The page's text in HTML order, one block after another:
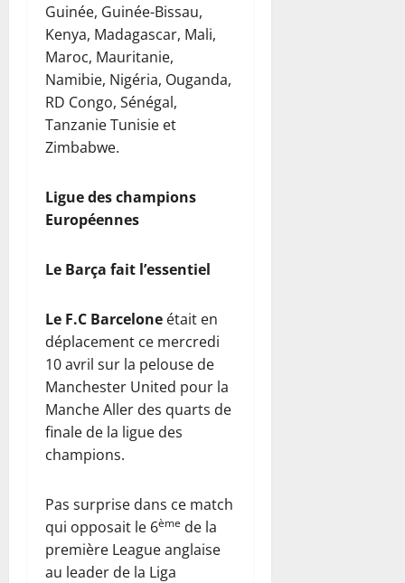
Guinée, Guinée-Bissau,
Kenya, Madagascar, Mali,
Maroc, Mauritanie,
Namibie, Nigéria, Ouganda,
RD Congo, Sénégal,
Tanzanie Tunisie et
Zimbabwe.
Ligue des champions
Européennes
Le Barça fait l’essentiel
Le F.C Barcelone était en
déplacement ce mercredi
10 avril sur la pelouse de
Manchester United pour la
Manche Aller des quarts de
finale de la ligue des
champions.
Pas surprise dans ce match
qui opposait le 6ème de la
première League anglaise
au leader de la Liga